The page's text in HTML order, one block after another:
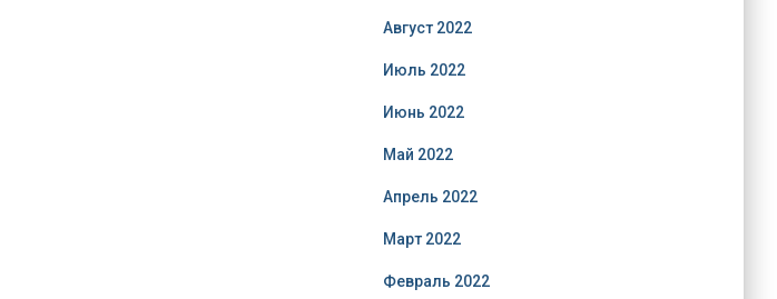
Август 2022
Июль 2022
Июнь 2022
Май 2022
Апрель 2022
Март 2022
Февраль 2022